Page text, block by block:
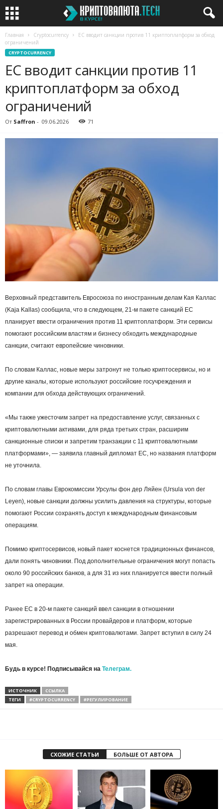
Главная Cryptocurrency
ЕС вводит санкции против 11 криптоплатформ за обход
ограничений
CRYPTOCURRENCY
ЕС вводит санкции против 11
криптоплатформ за обход
ограничений
От Saffron - 09.06.2026 71
Верховный представитель Евросоюза по иностранным делам Кая Каллас
(Kaja Kallas) сообщила, что в следующем, 21-м пакете санкций ЕС
планирует ввести ограничения против 11 криптоплатформ. Эти сервисы
помогают российским властям и бизнесу обходить международные
санкции, считают европейские чиновники.
По словам Каллас, новые меры затронут не только криптосервисы, но и
другие каналы, которые используют российские госучреждения и
компании для обхода действующих ограничений.
«Мы также ужесточим запрет на предоставление услуг, связанных с
криптовалютными активами, для ряда третьих стран, расширим
санкционные списки и запретим транзакции с 11 криптовалютными
платформами», — заявила главный дипломат ЕС, но названия платформ
не уточнила.
По словам главы Еврокомиссии Урсулы фон дер Ляйен (Ursula von der
Leyen), новые санкции должны усилить давления на структуры, которые
помогают России сохранять доступ к международным финансовым
операциям.
Помимо криптосервисов, новый пакет коснется традиционных финансов,
дали понять чиновники. Под дополнительные ограничения могут попасть
около 90 российских банков, а для 31 из них планируется ввести полный
запрет на операции.
Ранее ЕС в 20-м пакете санкций ввел санкции в отношении
зарегистрированных в России провайдеров и платформ, которые
разрешают перевод и обмен криптовалютами. Запрет вступил в силу 24
мая.
Будь в курсе! Подписывайся на Телеграм.
ИСТОЧНИК
ССЫЛКА
ТЕГИ
#CRYPTOCURRENCY #РЕГУЛИРОВАНИЕ
СХОЖИЕ СТАТЬИ БОЛЬШЕ ОТ АВТОРА